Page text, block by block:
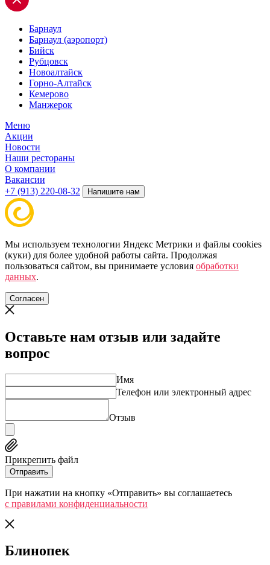
Барнаул
Барнаул (аэропорт)
Бийск
Рубцовск
Новоалтайск
Горно-Алтайск
Кемерово
Манжерок
Меню
Акции
Новости
Наши рестораны
О компании
Вакансии
+7 (913) 220-08-32
Напишите нам
Мы используем технологии Яндекс Метрики и файлы cookies
(куки) для более удобной работы сайта. Продолжая
пользоваться сайтом, вы принимаете условия обработки
данных.
Согласен
Оставьте нам отзыв или задайте
вопрос
Имя
Телефон или электронный адрес
Отзыв
Прикрепить файл
Отправить
При нажатии на кнопку «Отправить» вы соглашаетесь
c правилами конфиденциальности
Блинопек